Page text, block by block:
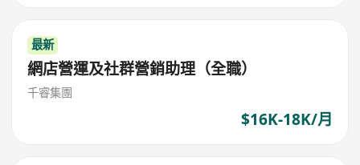
最新
網店營運及社群營銷助理（全職）
千睿集團
$16K-18K/月